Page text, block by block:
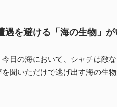
遇を避ける「海の生物」
日の海において、シャチは敵
聞いただけで逃げ出す海の生